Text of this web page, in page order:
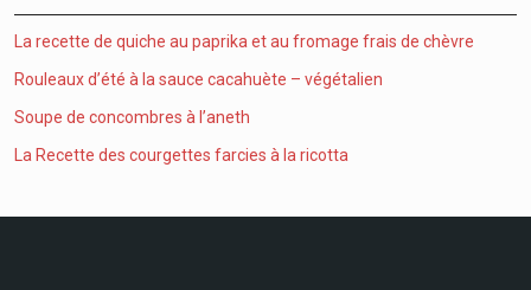
La recette de quiche au paprika et au fromage frais de chèvre
Rouleaux d’été à la sauce cacahuète – végétalien
Soupe de concombres à l’aneth
La Recette des courgettes farcies à la ricotta